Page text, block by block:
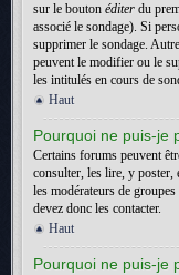
sur le bouton éditer du
associé le sondage). Si
supprimer le sondage.
peuvent le modifier ou le
les intitulés en cours de
Haut
Pourquoi ne puis-je
Certains forums peuvent
consulter, les lire, y poster,
les modérateurs de
devez donc les contacter.
Haut
Pourquoi ne puis-je